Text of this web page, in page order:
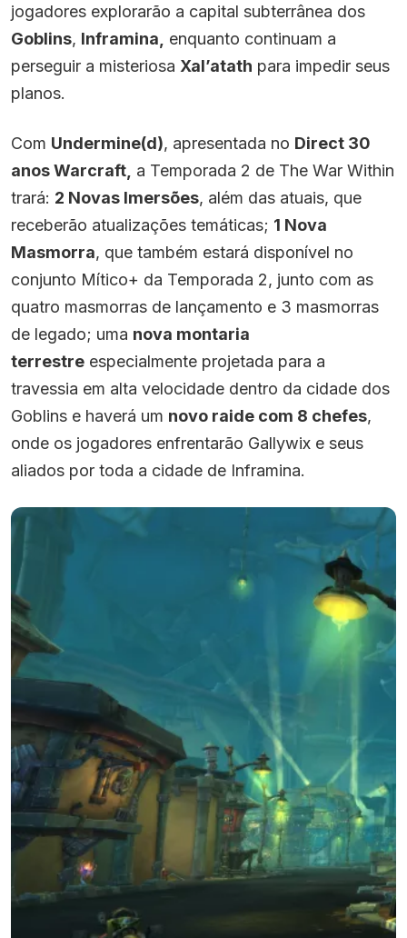
jogadores explorarão a capital subterrânea dos
Goblins, Inframina,
enquanto continuam a
perseguir a misteriosa Xal’atath para impedir seus
planos.
Com Undermine(d), apresentada no Direct 30
anos Warcraft, a Temporada 2 de The War Within
trará: 2 Novas Imersões, além das atuais, que
receberão atualizações temáticas; 1 Nova
Masmorra, que também estará disponível no
conjunto Mítico+ da Temporada 2, junto com as
quatro masmorras de lançamento e 3 masmorras
de legado; uma nova montaria
terrestre especialmente projetada para a
travessia em alta velocidade dentro da cidade dos
Goblins e haverá um novo raide com 8 chefes,
onde os jogadores enfrentarão Gallywix e seus
aliados por toda a cidade de Inframina.